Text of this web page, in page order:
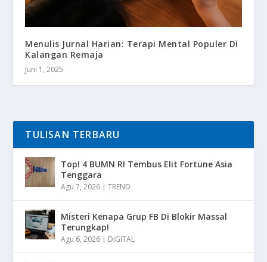
Menulis Jurnal Harian: Terapi Mental Populer Di
Kalangan Remaja
Juni 1, 2025
TULISAN TERBARU
Top! 4 BUMN RI Tembus Elit Fortune Asia
Tenggara
Agu 7, 2026 |TREND
Misteri Kenapa Grup FB Di Blokir Massal
Terungkap!
Agu 6, 2026 | DIGITAL